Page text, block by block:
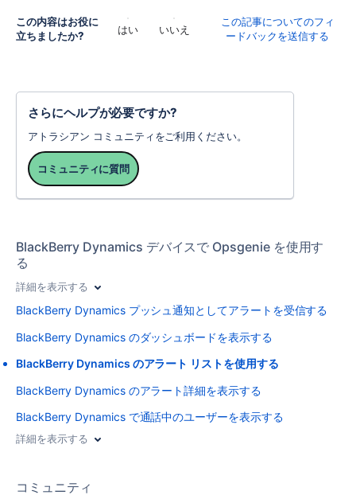
この内容はお役に
立ちましたか?
はい いいえ
この記事についてのフィ
ードバックを送信する
さらにヘルプが必要ですか?
アトラシアン コミュニティをご利用ください。
コミュニティに質問
BlackBerry Dynamics デバイスで Opsgenie を使用す
る
詳細を表示する
BlackBerry Dynamics プッシュ通知としてアラートを受信する
BlackBerry Dynamics のダッシュボードを表示する
BlackBerry Dynamics のアラート リストを使用する
BlackBerry Dynamics のアラート詳細を表示する
BlackBerry Dynamics で通話中のユーザーを表示する
詳細を表示する
コミュニティ